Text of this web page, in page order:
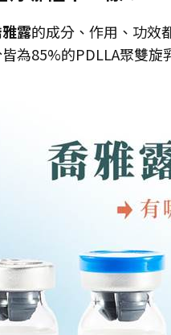
露的成分、作用、功效
為85%的PDLLA聚雙